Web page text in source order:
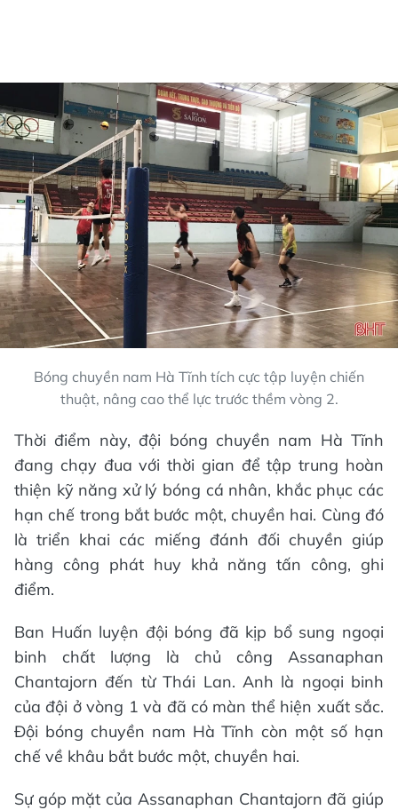
Bóng chuyền nam Hà Tĩnh tích cực tập luyện chiến
thuật, nâng cao thể lực trước thềm vòng 2.
Thời điểm này, đội bóng chuyền nam Hà Tĩnh
đang chạy đua với thời gian để tập trung hoàn
thiện kỹ năng xử lý bóng cá nhân, khắc phục các
hạn chế trong bắt bước một, chuyền hai. Cùng đó
là triển khai các miếng đánh đối chuyền giúp
hàng công phát huy khả năng tấn công, ghi
điểm.
Ban Huấn luyện đội bóng đã kịp bổ sung ngoại
binh chất lượng là chủ công Assanaphan
Chantajorn đến từ Thái Lan. Anh là ngoại binh
của đội ở vòng 1 và đã có màn thể hiện xuất sắc.
Đội bóng chuyền nam Hà Tĩnh còn một số hạn
chế về khâu bắt bước một, chuyền hai.
Sự góp mặt của Assanaphan Chantajorn đã giúp